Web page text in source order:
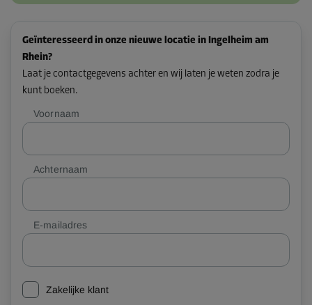
Geïnteresseerd in onze nieuwe locatie in Ingelheim am
Rhein?
Laat je contactgegevens achter en wij laten je weten zodra je
kunt boeken.
Voornaam
Achternaam
E-mailadres
Zakelijke klant